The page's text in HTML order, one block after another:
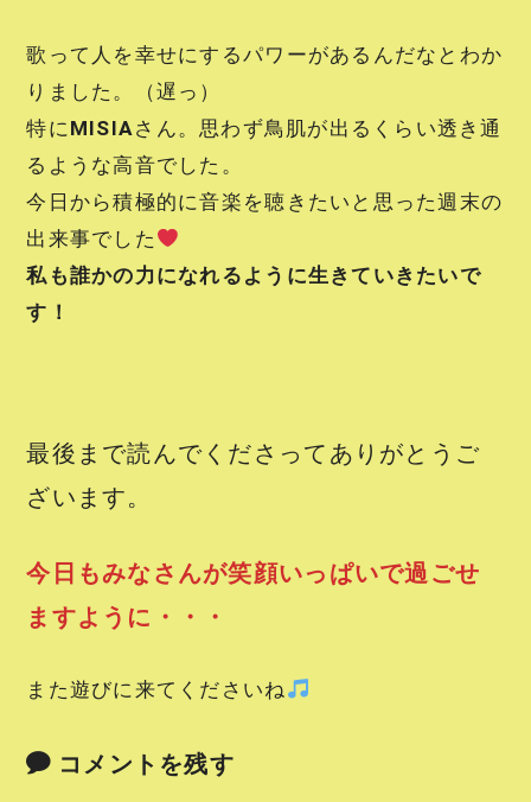
歌って人を幸せにするパワーがあるんだなとわか
りました。（遅っ）
特にMISIAさん。思わず鳥肌が出るくらい透き通
るような高音でした。
今日から積極的に音楽を聴きたいと思った週末の
出来事でした
私も誰かの力になれるように生きていきたいで
す！
最後まで読んでくださってありがとうご
ざいます。
今日もみなさんが笑顔いっぱいで過ごせ
ますように・・・
また遊びに来てくださいね
コメントを残す